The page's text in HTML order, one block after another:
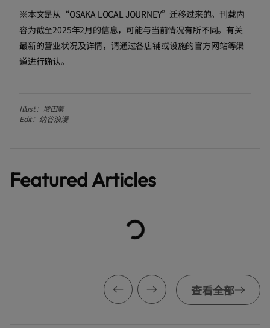
※本文是从“OSAKA LOCAL JOURNEY”迁移过来的。刊载内
容为截至2025年2月的信息，可能与当前情况有所不同。有关
最新的营业状况及详情，请通过各店铺或设施的官方网站等渠
道进行确认。
Illust：增田薰
Edit：纳谷浪漫
Featured Articles
查看全部